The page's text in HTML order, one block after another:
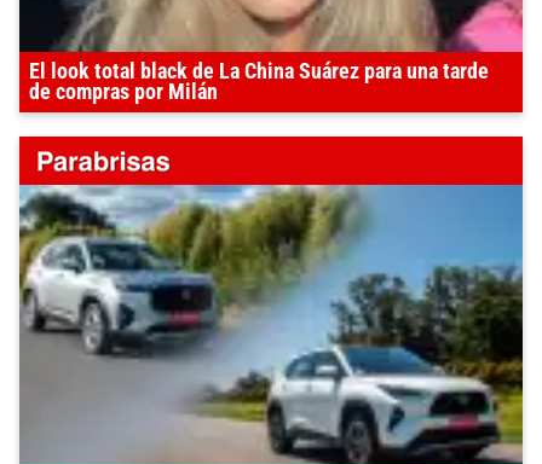
El look total black de La China Suárez para una tarde
de compras por Milán